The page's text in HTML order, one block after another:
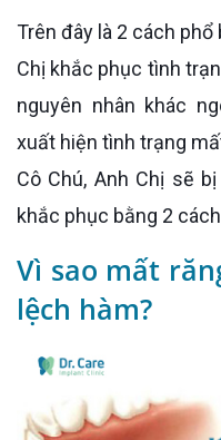
Trên đây là 2 cách phổ biến nhất để giúp Cô Chú, Anh
Chị khắc phục tình
nguyên nhân khác
xuất hiện tình trạng
Cô Chú, Anh Chị sẽ
khắc phục bằng 2
Vì sao mất
lệch hàm?